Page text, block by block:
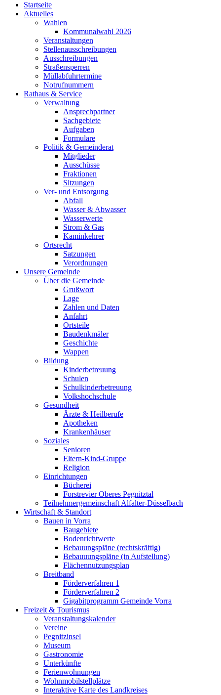
Startseite
Aktuelles
Wahlen
Kommunalwahl 2026
Veranstaltungen
Stellenausschreibungen
Ausschreibungen
Straßensperren
Müllabfuhrtermine
Notrufnummern
Rathaus & Service
Verwaltung
Ansprechpartner
Sachgebiete
Aufgaben
Formulare
Politik & Gemeinderat
Mitglieder
Ausschüsse
Fraktionen
Sitzungen
Ver- und Entsorgung
Abfall
Wasser & Abwasser
Wasserwerte
Strom & Gas
Kaminkehrer
Ortsrecht
Satzungen
Verordnungen
Unsere Gemeinde
Über die Gemeinde
Grußwort
Lage
Zahlen und Daten
Anfahrt
Ortsteile
Baudenkmäler
Geschichte
Wappen
Bildung
Kinderbetreuung
Schulen
Schulkinderbetreuung
Volkshochschule
Gesundheit
Ärzte & Heilberufe
Apotheken
Krankenhäuser
Soziales
Senioren
Eltern-Kind-Gruppe
Religion
Einrichtungen
Bücherei
Forstrevier Oberes Pegnitztal
Teilnehmergemeinschaft Alfalter-Düsselbach
Wirtschaft & Standort
Bauen in Vorra
Baugebiete
Bodenrichtwerte
Bebauungspläne (rechtskräftig)
Bebauuungspläne (in Aufstellung)
Flächennutzungsplan
Breitband
Förderverfahren 1
Förderverfahren 2
Gigabitprogramm Gemeinde Vorra
Freizeit & Tourismus
Veranstaltungskalender
Vereine
Pegnitzinsel
Museum
Gastronomie
Unterkünfte
Ferienwohnungen
Wohnmobilstellplätze
Interaktive Karte des Landkreises